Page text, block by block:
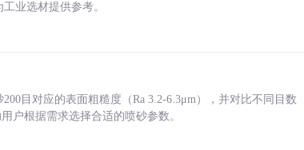
业选材提供参考。
目对应的表面粗糙度（Ra 3.2-6.3μm），并对比不同目数
户根据需求选择合适的喷砂参数。